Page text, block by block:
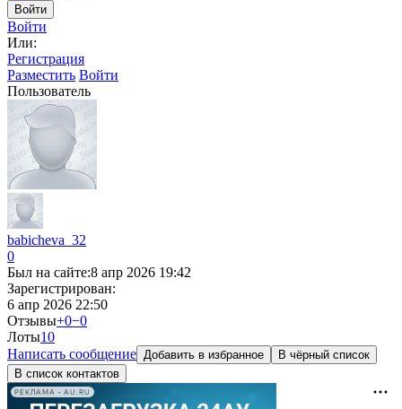
Войти
Войти
Или:
Регистрация
Разместить Войти
Пользователь
babicheva_32
0
Был на сайте:8 апр 2026 19:42
Зарегистрирован:
6 апр 2026 22:50
Отзывы+0−0
Лоты10
Написать сообщение Добавить в избранное
В чёрный список
В список контактов
РЕКЛАМА • AU.RU